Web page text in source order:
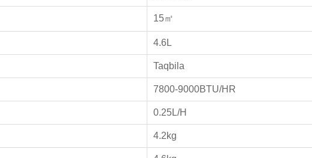
15㎡
4.6L
Taqbila
7800-9000BTU/HR
0.25L/H
4.2kg